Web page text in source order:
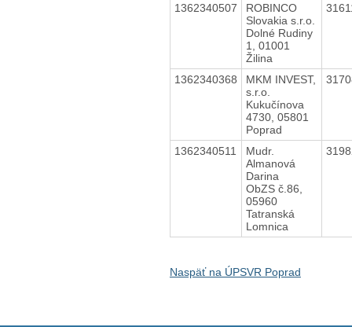
1362340507
ROBINCO
Slovakia s.r.o.
Dolné Rudiny
1, 01001
Žilina
1362340368
MKM INVEST,
s.r.o.
Kukučínova
4730, 05801
Poprad
1362340511
Mudr.
Almanová
Darina
ObZS č.86,
05960
Tatranská
Lomnica
Naspäť na ÚPSVR Poprad